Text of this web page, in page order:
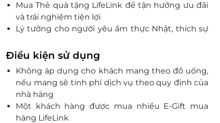
Mua Thẻ quà tặng LifeLink để tận hưởng ưu đãi
và trải nghiệm tiện lợi
Lý tưởng cho người yêu ẩm thực Nhật, thích sự
Điều kiện sử dụng
Không áp dụng cho khách mang theo đồ uống,
nếu mang sẽ tính phí dịch vụ theo quy định của
nhà hàng
Một khách hàng được mua nhiều E-Gift mua
hàng LifeLink